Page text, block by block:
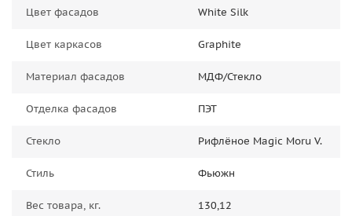
Цвет фасадов White Silk
Цвет каркасов Graphite
Материал фасадов МДФ/Стекло
Отделка фасадов ПЭТ
Стекло Рифлёное Magic Moru V.
Стиль Фьюжн
Вес товара, кг. 130,12